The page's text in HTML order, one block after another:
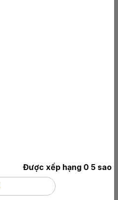
Được xếp hạng 0 5 sao